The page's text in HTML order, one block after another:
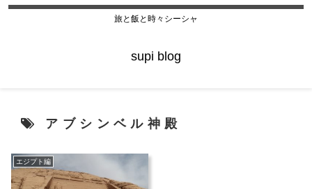
旅と飯と時々シーシャ
supi blog
アブシンベル神殿
エジプト編